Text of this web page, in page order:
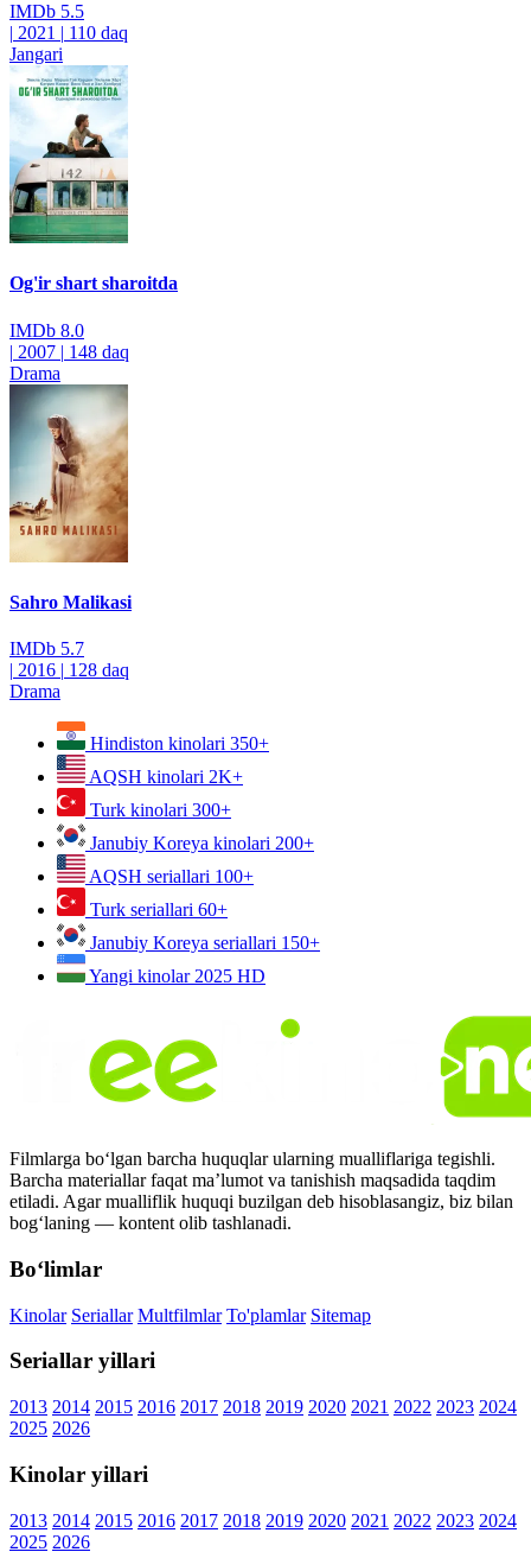
IMDb 5.5
| 2021 | 110 daq
Jangari
Og'ir shart sharoitda
IMDb 8.0
| 2007 | 148 daq
Drama
Sahro Malikasi
IMDb 5.7
| 2016 | 128 daq
Drama
Hindiston kinolari 350+
AQSH kinolari 2K+
Turk kinolari 300+
Janubiy Koreya kinolari 200+
AQSH seriallari 100+
Turk seriallari 60+
Janubiy Koreya seriallari 150+
Yangi kinolar 2025 HD
Filmlarga bo‘lgan barcha huquqlar ularning mualliflariga tegishli.
Barcha materiallar faqat ma’lumot va tanishish maqsadida taqdim
etiladi. Agar mualliflik huquqi buzilgan deb hisoblasangiz, biz bilan
bog‘laning — kontent olib tashlanadi.
Bo‘limlar
Kinolar Seriallar Multfilmlar To'plamlar Sitemap
Seriallar yillari
2013 2014 2015 2016 2017 2018 2019 2020 2021 2022 2023 2024
2025 2026
Kinolar yillari
2013 2014 2015 2016 2017 2018 2019 2020 2021 2022 2023 2024
2025 2026